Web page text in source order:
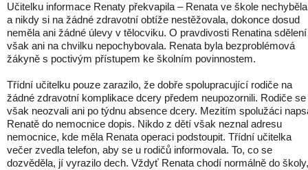
Učitelku informace Renaty překvapila – Renata ve škole nechyběla
a nikdy si na žádné zdravotní obtíže nestěžovala, dokonce dosud
neměla ani žádné úlevy v tělocviku. O pravdivosti Renatina sdělení
však ani na chvilku nepochybovala. Renata byla bezproblémová
žákyně s poctivým přístupem ke školním povinnostem.
Třídní učitelku pouze zarazilo, že dobře spolupracující rodiče na
žádné zdravotní komplikace dcery předem neupozornili. Rodiče se
však neozvali ani po týdnu absence dcery. Mezitím spolužáci
Renatě do nemocnice dopis. Nikdo z dětí však neznal adresu
nemocnice, kde měla Renata operaci podstoupit. Třídní učitelka
večer zvedla telefon, aby se u rodičů informovala. To, co se
dozvěděla, jí vyrazilo dech. Vždyť Renata chodí normálně do školy,